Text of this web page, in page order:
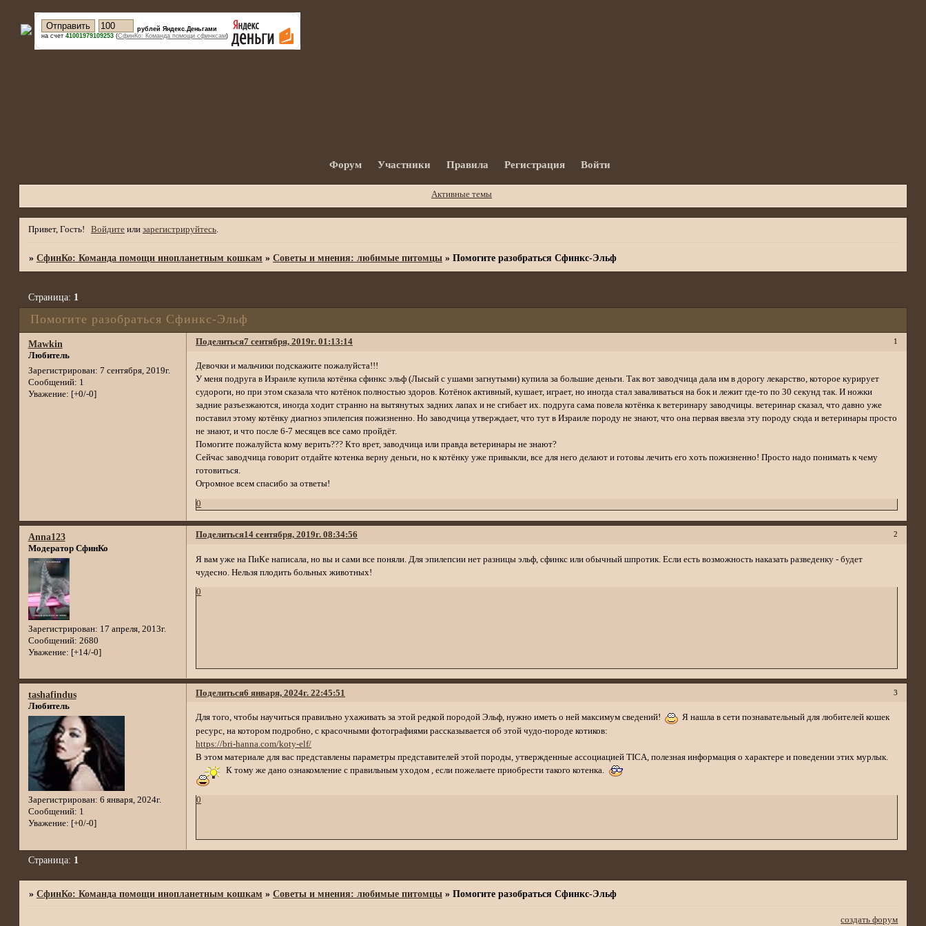
рублей Яндекс.Деньгами
на счет 41001979109253(СфинКо: Команда помощи сфинксам)
Форум Участники Правила Регистрация Войти
Активные темы
Привет, Гость! Войдите или зарегистрируйтесь.
» СфинКо: Команда помощи инопланетным кошкам » Советы и мнения: любимые питомцы » Помогите разобраться Сфинкс-Эльф
Помогите разобраться Сфинкс-Эльф
Страница: 1
Поделиться 1
7 сентября, 2019г. 01:13:14
Mawkin
Любитель
Зарегистрирован: 7 сентября, 2019г.
Сообщений: 1
Уважение: [+0/-0]
Девочки и мальчики подскажите пожалуйста!!!
У меня подруга в Израиле купила котёнка сфинкс эльф (Лысый с ушами загнутыми) купила за большие деньги. Так вот заводчица дала им в дорогу лекарство, которое курирует
судороги, но при этом сказала что котёнок полностью здоров. Котёнок активный, кушает, играет, но иногда стал заваливаться на бок и лежит где-то по 30 секунд так. И ножки
задние разъезжаются, иногда ходит странно на вытянутых задних лапах и не сгибает их. подруга сама повела котёнка к ветеринару заводчицы. ветеринар сказал, что давно уже
поставил этому котёнку диагноз эпилепсия пожизненно. Но заводчица утверждает, что тут в Израиле породу не знают, что она первая ввезла эту породу сюда и ветеринары просто
не знают, и что после 6-7 месяцев все само пройдёт.
Помогите пожалуйста кому верить??? Кто врет, заводчица или правда ветеринары не знают?
Сейчас заводчица говорит отдайте котенка верну деньги, но к котёнку уже привыкли, все для него делают и готовы лечить его хоть пожизненно! Просто надо понимать к чему
готовиться.
Огромное всем спасибо за ответы!
0
Поделиться 2
14 сентября, 2019г. 08:34:56
Anna123
Модератор СфинКо
Зарегистрирован: 17 апреля, 2013г.
Сообщений: 2680
Уважение: [+14/-0]
Я вам уже на ПиКе написала, но вы и сами все поняли. Для эпилепсии нет разницы эльф, сфинкс или обычный шпротик. Если есть возможность наказать разведенку - будет
чудесно. Нельзя плодить больных животных!
0
Поделиться 3
6 января, 2024г. 22:45:51
tashafindus
Любитель
Зарегистрирован: 6 января, 2024г.
Сообщений: 1
Уважение: [+0/-0]
Для того, чтобы научиться правильно ухаживать за этой редкой породой Эльф, нужно иметь о ней максимум сведений!
Я нашла в сети познавательный для любителей кошек
ресурс, на котором подробно, с красочными фотографиями рассказывается об этой чудо-породе котиков:
https://bri-hanna.com/koty-elf/
В этом материале для вас представлены параметры представителей этой породы, утвержденные ассоциацией TICA, полезная информация о характере и поведении этих мурлык.
К тому же дано ознакомление с правильным уходом , если пожелаете приобрести такого котенка.
0
Страница: 1
» СфинКо: Команда помощи инопланетным кошкам » Советы и мнения: любимые питомцы » Помогите разобраться Сфинкс-Эльф
создать форум